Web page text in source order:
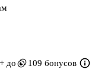
о человеке и
затопить
автор надеется
+ до 109 бонусов